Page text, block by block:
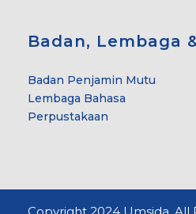
Badan, Lembaga
Badan Penjamin Mutu
Lembaga Bahasa
Perpustakaan